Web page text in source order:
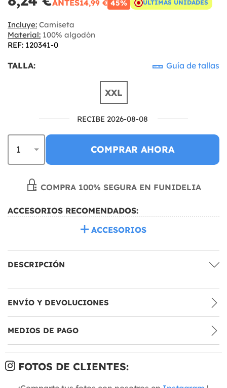
ANTES14,99 € 45% ÚLTIMAS UNIDADES
Incluye: Camiseta
Material: 100% algodón
REF: 120341-0
TALLA: Guía de tallas
XXL
RECIBE 2026-08-08
COMPRAR AHORA
COMPRA 100% SEGURA EN FUNIDELIA
ACCESORIOS RECOMENDADOS:
ACCESORIOS
DESCRIPCIÓN
ENVÍO Y DEVOLUCIONES
MEDIOS DE PAGO
FOTOS DE CLIENTES: